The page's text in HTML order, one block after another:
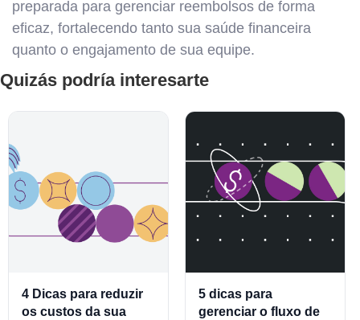
preparada para gerenciar reembolsos de forma
eficaz, fortalecendo tanto sua saúde financeira
quanto o engajamento de sua equipe.
Quizás podría interesarte
4 Dicas para reduzir
os custos da sua
5 dicas para
gerenciar o fluxo de